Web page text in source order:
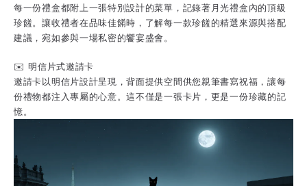
每一份禮盒都附上一張特別設計的菜單，記錄著月光禮盒內的頂級
珍饈。讓收禮者在品味佳餚時，了解每一款珍饈的精選來源與搭配
建議，宛如參與一場私密的饗宴盛會。
✉️ 明信片式邀請卡
邀請卡以明信片設計呈現，背面提供空間供您親筆書寫祝福，讓每
份禮物都注入專屬的心意。這不僅是一張卡片，更是一份珍藏的記
憶。